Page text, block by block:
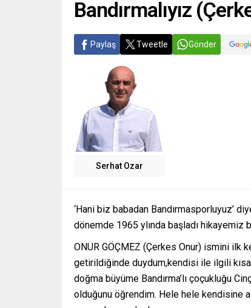
Bandırmalıyız
Paylaş Tweetle Gönder
Serhat Ozar
‘Hani biz babadan Bandırmasporluyuz’
dönemde 1965 ylında başladı hikayemiz
ONUR GÖÇMEZ (Çerkes Onur) ismini ilk
getirildiğinde duydum,kendisi ile ilgili
doğma büyüme Bandırma’lı çoçukluğu
olduğunu öğrendim. Hele hele kendisine